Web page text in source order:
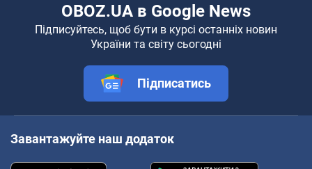
OBOZ.UA в Google News
Підписуйтесь, щоб бути в курсі останніх новин
України та світу сьогодні
Підписатись
Завантажуйте наш додаток